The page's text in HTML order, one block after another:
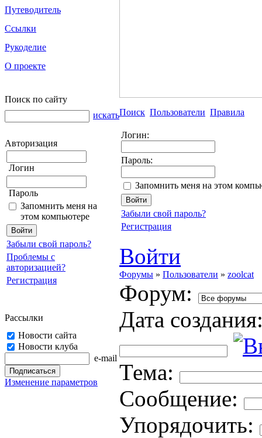
Путеводитель
Ссылки
Рукоделие
О проекте
Поиск по сайту
искать
Авторизация
Логин
Пароль
Запомнить меня на
этом компьютере
Забыли свой пароль?
Проблемы с
авторизацией?
Регистрация
Рассылки
Новости сайта
Новости клуба
e-mail
Изменение параметров
Поиск Пользователи Правила
Логин:
Пароль:
Запомнить меня на этом
Забыли свой пароль?
Регистрация
Войти
Форумы » Пользователи » zoolcat
Форум:
Дата
Тема:
Cooбщение:
Упорядочить: